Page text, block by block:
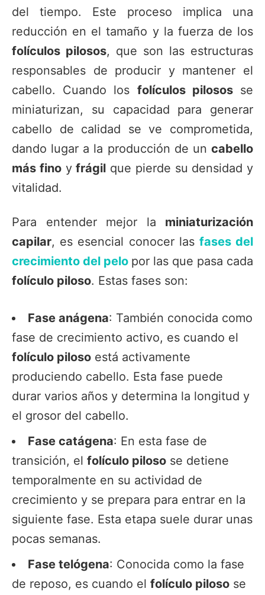
del tiempo. Este proceso implica una
reducción en el tamaño y la fuerza de los
folículos pilosos, que son las estructuras
responsables de producir y mantener el
cabello. Cuando los folículos pilososse
miniaturizan, su capacidad para generar
cabello de calidad se ve comprometida,
dando lugar a la producción de un cabello
más finoyfrágil que pierde su densidad y
vitalidad.
Para entender mejor la miniaturización
capilar, es esencial conocer las fases del
crecimiento del pelo por las que pasa cada
folículo piloso. Estas fases son:
Fase anágena: También conocida como
fase de crecimiento activo, es cuando el
folículo piloso está activamente
produciendo cabello. Esta fase puede
durar varios años y determina la longitud y
el grosor del cabello.
Fase catágena: En esta fase de
transición, el folículo piloso se detiene
temporalmente en su actividad de
crecimiento y se prepara para entrar en la
siguiente fase. Esta etapa suele durar unas
pocas semanas.
Fase telógena: Conocida como la fase
de reposo, es cuando el folículo piloso se